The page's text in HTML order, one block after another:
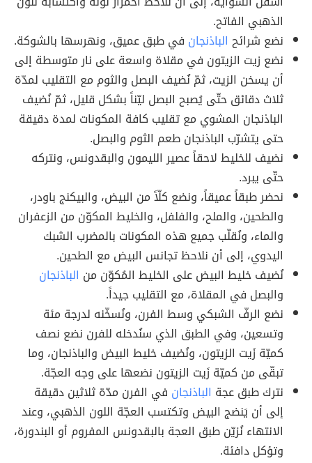
الذهبي الفاتح.
نضع شرائح الباذنجان في طبق عميق، ونهرسها بالشوكة.
نضع زيت الزيتون في مقلاة واسعة على نار متوسطة إلى
أن يسخن الزيت، ثمّ نُضيف البصل والثوم مع التقليب لمدّة
ثلاث دقائق حتّى يُصبح البصل ليّناً بشكل قليل، ثمّ نُضيف
الباذنجان المشوي مع تقليب كافة المكونات لمدة دقيقة
حتى يتشرّب الباذنجان طعم الثوم والبصل.
نضيف للخليط لاحقاً عصير الليمون والبقدونس، ونتركه
حتّى يبرد.
نحضر طبقاً عميقاً، ونضع كلّاً من البيض، والبيكنج باودر،
والطحين، والملح، والفلفل، والخليط المكوّن من الزعفران
والماء، ونُقلّب جميع هذه المكونات بالمضرب الشبك
اليدوي، إلى أن نلاحظ تجانس البيض مع الطحين.
نُضيف خليط البيض على الخليط المُكوّن من الباذنجان
والبصل في المقلاة، مع التقليب جيداً.
نضع الرفّ الشبكي وسط الفرن، ونُسخّنه لدرجة مئة
وتسعين، وفي الطبق الذي سنُدخله للفرن نضع نصف
كميّة زَيت الزيتون، ونُضيف خليط البيض والباذنجان، وما
تبقّى من كميّة زَيت الزيتون نضعها على وجه العجّة.
نترك طبق عجة الباذنجان في الفرن مدّة ثلاثين دقيقة
إلى أن يَنضج البيض وتكتسب العجّة اللون الذهبي، وعند
الانتهاء نُزيّن طبق العجة بالبقدونس المفروم أو البندورة،
وتؤكل دافئة.